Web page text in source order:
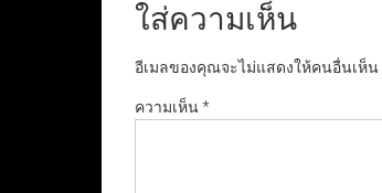
ใส่ความเห็น
อีเมลของคุณจะไม่แสดงให้คนอื่นเห็น
ความเห็น*